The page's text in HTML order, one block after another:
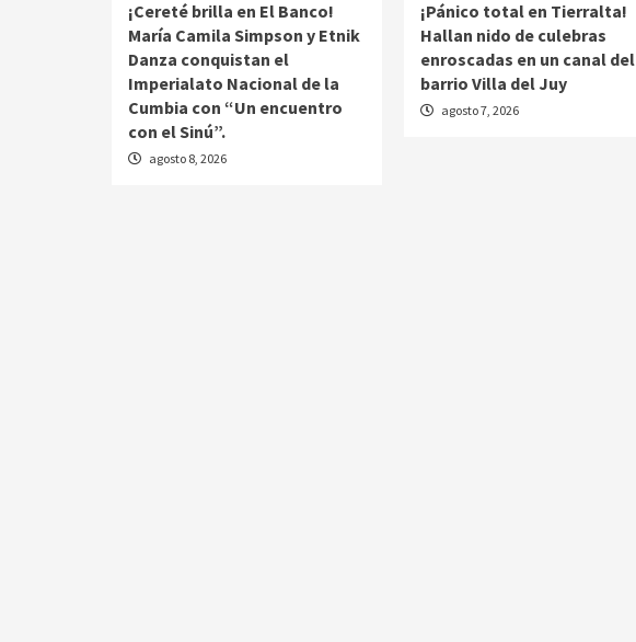
¡Cereté brilla en El Banco!
María Camila Simpson y Etnik
Danza conquistan el
Imperialato Nacional de la
Cumbia con “Un encuentro
con el Sinú”.
agosto 8, 2026
¡Pánico total en Tierralta!
Hallan nido de culebras
enroscadas en un canal del
barrio Villa del Juy
agosto 7, 2026